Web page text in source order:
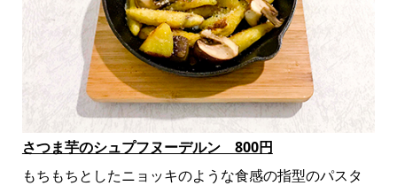
さつま芋のシュプフヌーデルン 800円
もちもちとしたニョッキのような食感の指型のパスタ